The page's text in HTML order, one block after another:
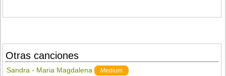
Otras canciones
Sandra - Maria Magdalena Medium